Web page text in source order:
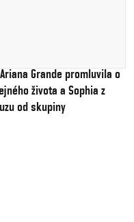
Grande promluvila o
života a Sophia z
od skupiny